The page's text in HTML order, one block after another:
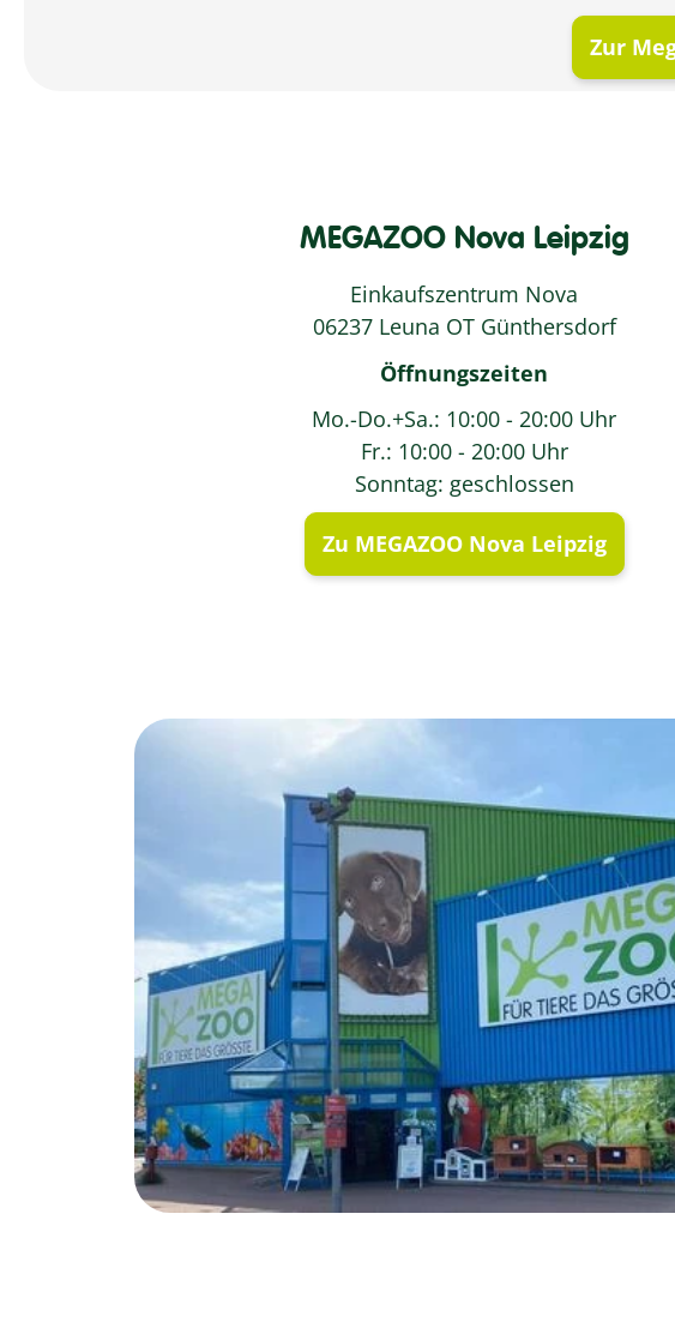
Zur
MEGAZOO Nova Leipzig
Einkaufszentrum Nova
06237 Leuna OT Günthersdorf
Öffnungszeiten
Mo.-Do.+Sa.: 10:00 - 20:00 Uhr
Fr.: 10:00 - 20:00 Uhr
Sonntag: geschlossen
Zu MEGAZOO Nova Leipzig